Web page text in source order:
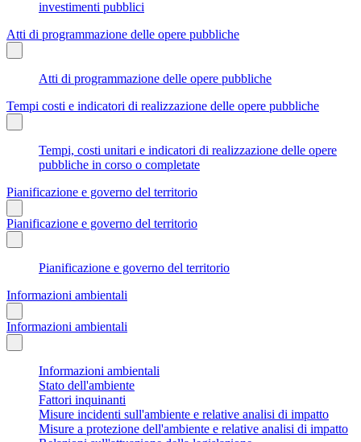
investimenti pubblici
Atti di programmazione delle opere pubbliche
Atti di programmazione delle opere pubbliche
Tempi costi e indicatori di realizzazione delle opere pubbliche
Tempi, costi unitari e indicatori di realizzazione delle opere
pubbliche in corso o completate
Pianificazione e governo del territorio
Pianificazione e governo del territorio
Pianificazione e governo del territorio
Informazioni ambientali
Informazioni ambientali
Informazioni ambientali
Stato dell'ambiente
Fattori inquinanti
Misure incidenti sull'ambiente e relative analisi di impatto
Misure a protezione dell'ambiente e relative analisi di impatto